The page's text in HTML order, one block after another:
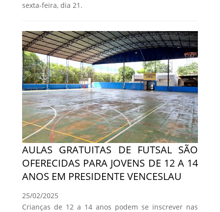
sexta-feira, dia 21.
AULAS GRATUITAS DE FUTSAL SÃO
OFERECIDAS PARA JOVENS DE 12 A 14
ANOS EM PRESIDENTE VENCESLAU
25/02/2025
Crianças de 12 a 14 anos podem se inscrever nas